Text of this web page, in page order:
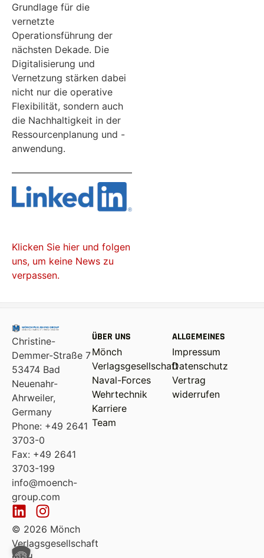
Grundlage für die
vernetzte
Operationsführung der
nächsten Dekade. Die
Digitalisierung und
Vernetzung stärken dabei
nicht nur die operative
Flexibilität, sondern auch
die Nachhaltigkeit in der
Ressourcenplanung und -
anwendung.
Klicken Sie hier und folgen
uns, um keine News zu
verpassen.
Christine-
Demmer-Straße 7
53474 Bad
Neuenahr-
Ahrweiler,
Germany
Phone: +49 2641
3703-0
Fax: +49 2641
3703-199
info@moench-
group.com
© 2026 Mönch
Verlagsgesellschaft
ÜBER UNS
Mönch
Verlagsgesellschaft
Naval-Forces
Wehrtechnik
Karriere
Team
ALLGEMEINES
Impressum
Datenschutz
Vertrag
widerrufen